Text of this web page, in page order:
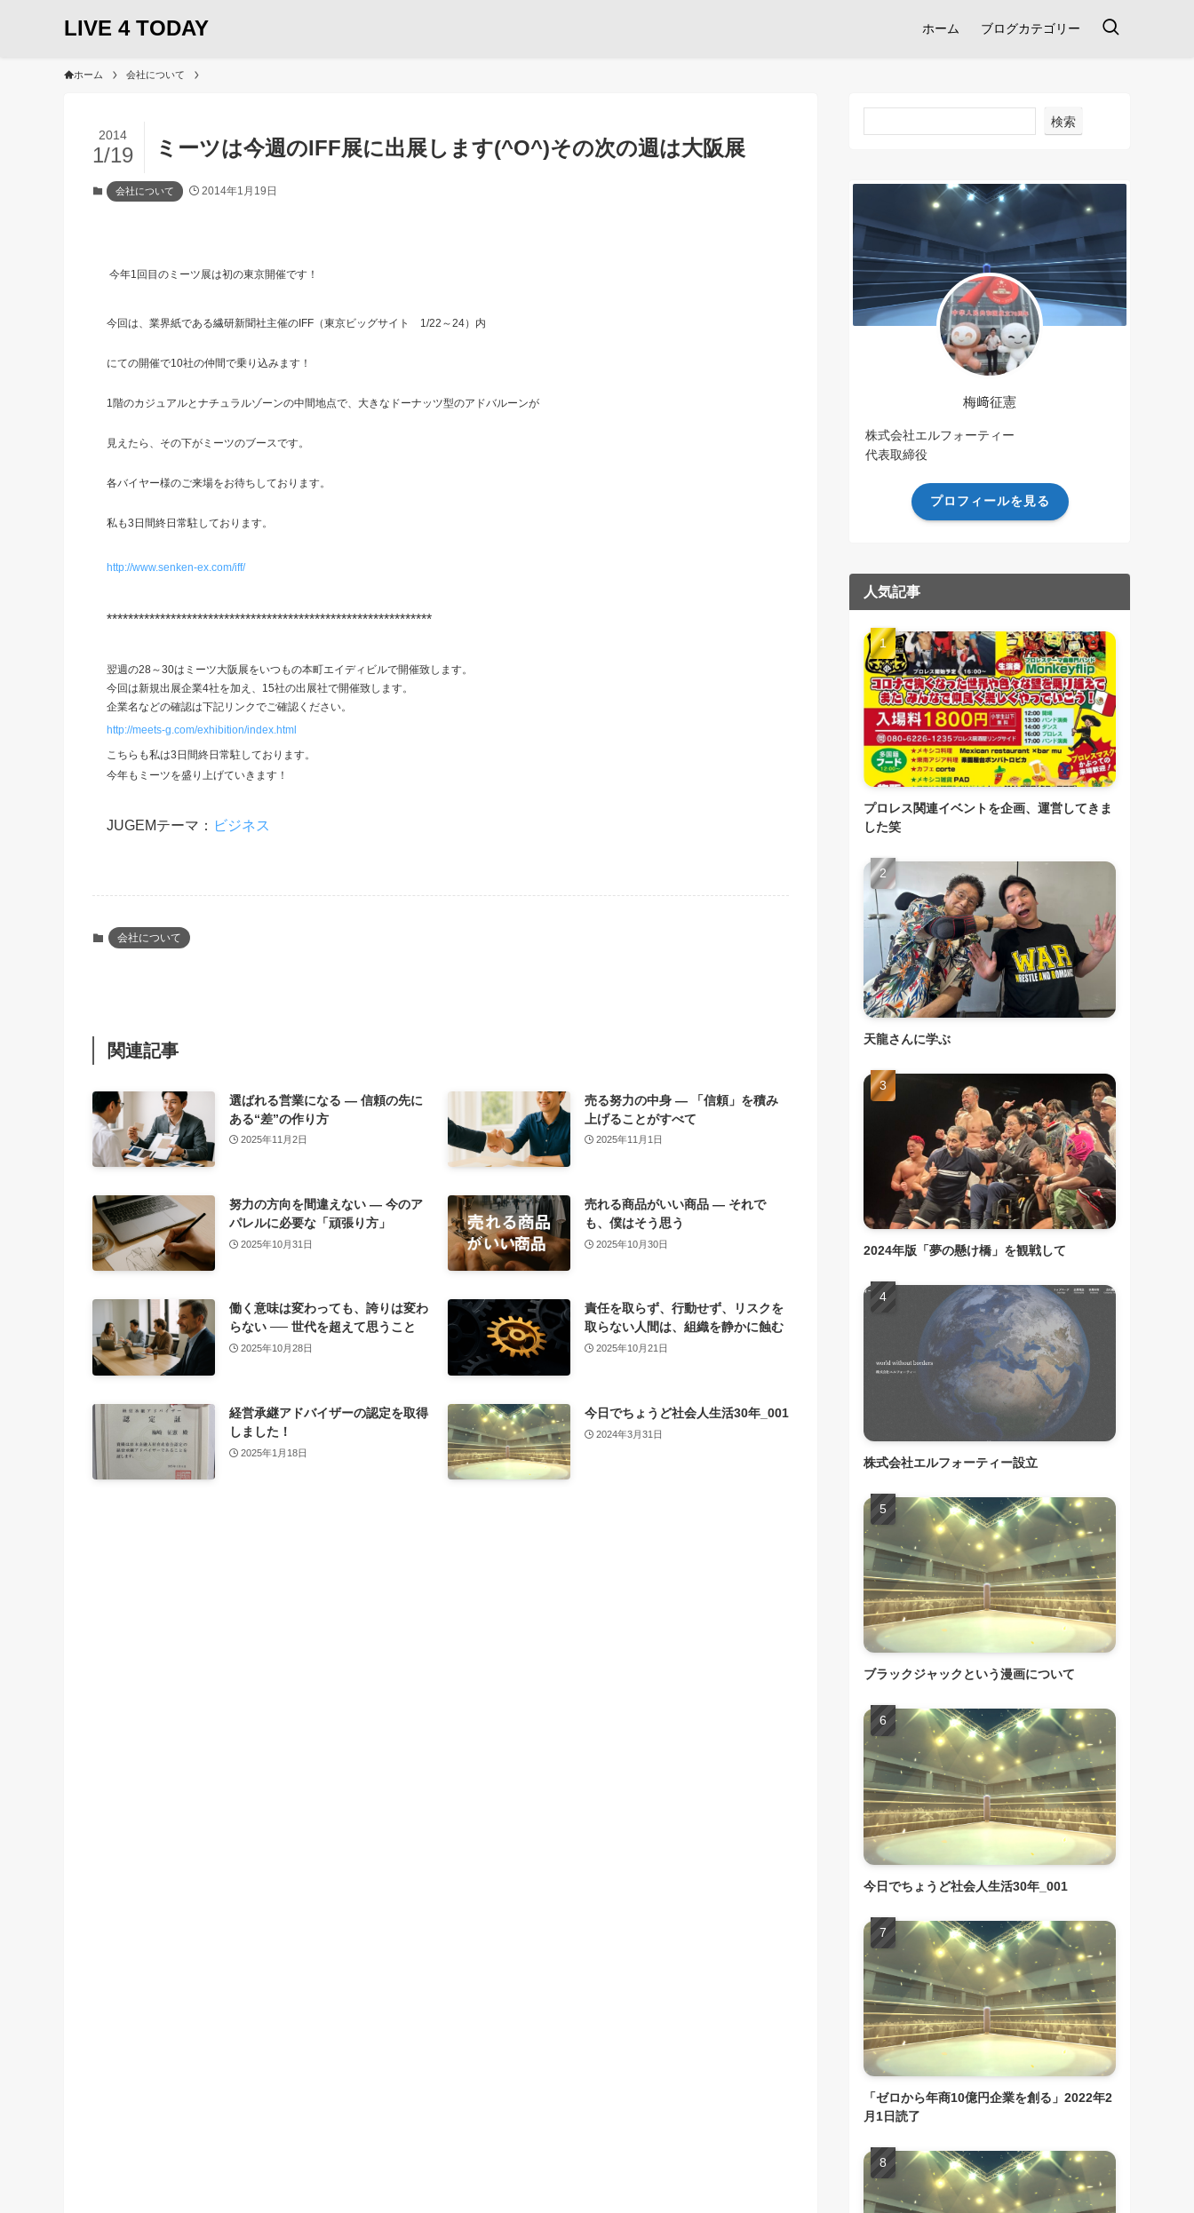
LIVE 4 TODAY ホーム ブログカテゴリー
ホーム 会社について
ミーツは今週のIFF展に出展します(^O^)その次の週は大阪展
2014
1/19
会社について 2014年1月19日
今年1回目のミーツ展は初の東京開催です！
今回は、業界紙である繊研新聞社主催のIFF（東京ビッグサイト 1/22～24）内
にての開催で10社の仲間で乗り込みます！
1階のカジュアルとナチュラルゾーンの中間地点で、大きなドーナッツ型のアドバルーンが
見えたら、その下がミーツのブースです。
各バイヤー様のご来場をお待ちしております。
私も3日間終日常駐しております。
http://www.senken-ex.com/iff/
*************************************************************
翌週の28～30はミーツ大阪展をいつもの本町エイディビルで開催致します。
今回は新規出展企業4社を加え、15社の出展社で開催致します。
企業名などの確認は下記リンクでご確認ください。
http://meets-g.com/exhibition/index.html
こちらも私は3日間終日常駐しております。
今年もミーツを盛り上げていきます！
JUGEMテーマ： ビジネス
会社について
関連記事
選ばれる営業になる ― 信頼の先に
ある“差”の作り方
2025年11月2日
売る努力の中身 ― 「信頼」を積み
上げることがすべて
2025年11月1日
努力の方向を間違えない ― 今のア
パレルに必要な「頑張り方」
2025年10月31日
売れる商品がいい商品 ― それで
も、僕はそう思う
2025年10月30日
働く意味は変わっても、誇りは変わ
らない ── 世代を超えて思うこと
2025年10月28日
責任を取らず、行動せず、リスクを
取らない人間は、組織を静かに蝕む
2025年10月21日
経営承継アドバイザーの認定を取得
しました！
2025年1月18日
今日でちょうど社会人生活30年_001
2024年3月31日
検索
梅﨑征憲
株式会社エルフォーティー
代表取締役
プロフィールを見る
人気記事
プロレス関連イベントを企画、運営してきま
した笑
天龍さんに学ぶ
2024年版「夢の懸け橋」を観戦して
株式会社エルフォーティー設立
ブラックジャックという漫画について
今日でちょうど社会人生活30年_001
「ゼロから年商10億円企業を創る」2022年2
月1日読了